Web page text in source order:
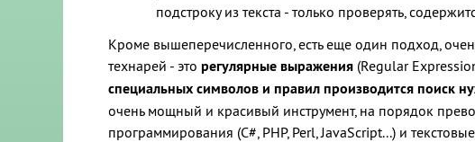
подстроку из текста - только проверять,
Кроме вышеперечисленного, есть еще один подход,
технарей - это регулярные выражения(Regular
специальных символов и правил производится поиск
очень мощный и красивый инструмент, на порядок
программирования (C#, PHP, Perl, JavaScript...) и